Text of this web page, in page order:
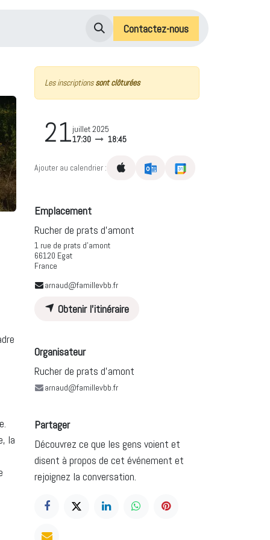
Contactez-nous
la
Les inscriptionssont clôturées
21juillet 2025
17:30
18:45
Ajouter au calendrier :
Emplacement
Rucher de prats d'amont
1 rue de prats d'amont
66120 Egat
France
arnaud@famillevbb.fr
Obtenir l'itinéraire
Organisateur
Rucher de prats d'amont
arnaud@famillevbb.fr
Partager
Découvrez ce que les gens voient et
disent à propos de cet événement et
rejoignez la conversation.